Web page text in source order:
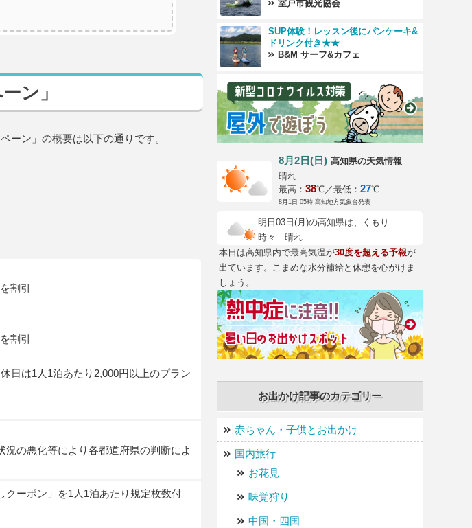
ン」
ーン」の概要は以下の通りです。
割引
割引
日は1人1泊あたり2,000円以上のプラン
の悪化等により各都道府県の判断によ
ーポン」を1人1泊あたり規定枚数付
室戸市観光協会
SUP体験！レッスン後にパンケーキ&
ドリンク付き★★
B&M サーフ&カフェ
8月2日(日) 高知県の天気情報
晴れ
最高： 38℃／最低： 27℃
8月1日 05時 高知地方気象台発表
明日03日(月)の高知県は、くもり
時々 晴れ
本日は高知県内で最高気温が30度を超える予報が
出ています。こまめな水分補給と休憩を心がけま
しょう。
お出かけ記事のカテゴリー
赤ちゃん・子供とお出かけ
国内旅行
お花見
味覚狩り
中国・四国